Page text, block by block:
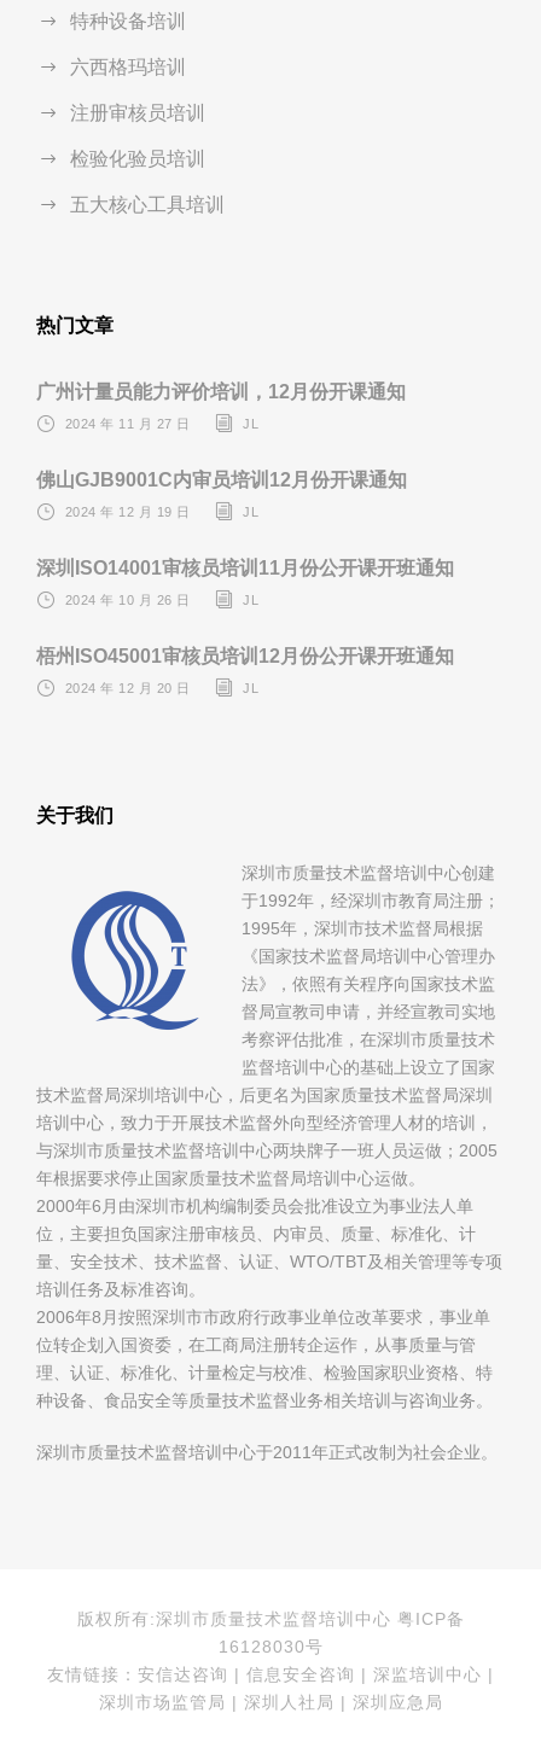
特种设备培训
六西格玛培训
注册审核员培训
检验化验员培训
五大核心工具培训
热门文章
广州计量员能力评价培训，12月份开课通知
2024 年 11 月 27 日 JL
佛山GJB9001C内审员培训12月份开课通知
2024 年 12 月 19 日 JL
深圳ISO14001审核员培训11月份公开课开班通知
2024 年 10 月 26 日 JL
梧州ISO45001审核员培训12月份公开课开班通知
2024 年 12 月 20 日 JL
关于我们
深圳市质量技术监督培训中心创建
于1992年，经深圳市教育局注册；
1995年，深圳市技术监督局根据
《国家技术监督局培训中心管理办
法》，依照有关程序向国家技术监
督局宣教司申请，并经宣教司实地
考察评估批准，在深圳市质量技术
监督培训中心的基础上设立了国家
技术监督局深圳培训中心，后更名为国家质量技术监督局深圳
培训中心，致力于开展技术监督外向型经济管理人材的培训，
与深圳市质量技术监督培训中心两块牌子一班人员运做；2005
年根据要求停止国家质量技术监督局培训中心运做。
2000年6月由深圳市机构编制委员会批准设立为事业法人单
位，主要担负国家注册审核员、内审员、质量、标准化、计
量、安全技术、技术监督、认证、WTO/TBT及相关管理等专项
培训任务及标准咨询。
2006年8月按照深圳市市政府行政事业单位改革要求，事业单
位转企划入国资委，在工商局注册转企运作，从事质量与管
理、认证、标准化、计量检定与校准、检验国家职业资格、特
种设备、食品安全等质量技术监督业务相关培训与咨询业务。
深圳市质量技术监督培训中心于2011年正式改制为社会企业。
版权所有:深圳市质量技术监督培训中心 粤ICP备
16128030号
友情链接：安信达咨询 | 信息安全咨询 | 深监培训中心 |
深圳市场监管局 | 深圳人社局 | 深圳应急局